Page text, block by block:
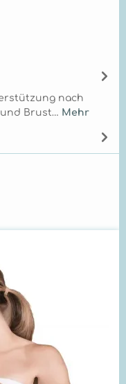
nach
Brust… Mehr